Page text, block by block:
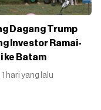
Dagang Trump
Investor Ramai-
ke Batam
| 1 hari yang lalu